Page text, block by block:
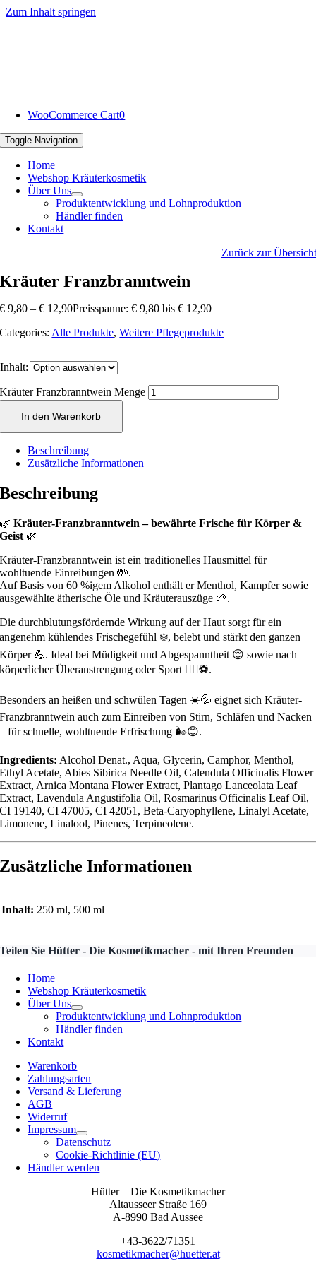
Zum Inhalt springen
WooCommerce Cart0
Toggle Navigation
Home
Webshop Kräuterkosmetik
Über Uns
Produktentwicklung und Lohnproduktion
Händler finden
Kontakt
Zurück zur Übersicht
Kräuter Franzbranntwein
€ 9,80 –€ 12,90Preisspanne: € 9,80 bis € 12,90
Categories: Alle Produkte,Weitere Pflegeprodukte
Inhalt:
Kräuter Franzbranntwein Menge
In den Warenkorb
Beschreibung
Zusätzliche Informationen
Beschreibung
🌿Kräuter-Franzbranntwein – bewährte Frische für Körper &
Geist 🌿
Kräuter-Franzbranntwein ist ein traditionelles Hausmittel für
wohltuende Einreibungen 🤲.
Auf Basis von 60 %igem Alkohol enthält er Menthol, Kampfer sowie
ausgewählte ätherische Öle und Kräuterauszüge 🌱.
Die durchblutungsfördernde Wirkung auf der Haut sorgt für ein
angenehm kühlendes Frischegefühl ❄️, belebt und stärkt den ganzen
Körper 💪. Ideal bei Müdigkeit und Abgespanntheit 😌 sowie nach
körperlicher Überanstrengung oder Sport 🏃‍♂️⚽.
Besonders an heißen und schwülen Tagen ☀️💦 eignet sich Kräuter-
Franzbranntwein auch zum Einreiben von Stirn, Schläfen und Nacken
– für schnelle, wohltuende Erfrischung 🌬️😊.
Ingredients: Alcohol Denat., Aqua, Glycerin, Camphor, Menthol,
Ethyl Acetate, Abies Sibirica Needle Oil, Calendula Officinalis Flower
Extract, Arnica Montana Flower Extract, Plantago Lanceolata Leaf
Extract, Lavendula Angustifolia Oil, Rosmarinus Officinalis Leaf Oil,
CI 19140, CI 47005, CI 42051, Beta-Caryophyllene, Linalyl Acetate,
Limonene, Linalool, Pinenes, Terpineolene.
Zusätzliche Informationen
Inhalt: 250 ml, 500 ml
Teilen Sie Hütter - Die Kosmetikmacher - mit Ihren Freunden
Home
Webshop Kräuterkosmetik
Über Uns
Produktentwicklung und Lohnproduktion
Händler finden
Kontakt
Warenkorb
Zahlungsarten
Versand & Lieferung
AGB
Widerruf
Impressum
Datenschutz
Cookie-Richtlinie (EU)
Händler werden
Hütter – Die Kosmetikmacher
Altausseer Straße 169
A-8990 Bad Aussee
+43-3622/71351
kosmetikmacher@huetter.at